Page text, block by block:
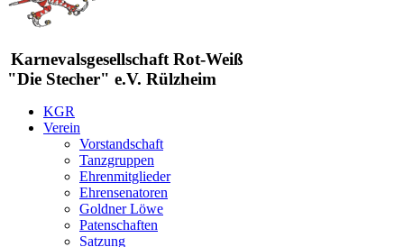
Karnevalsgesellschaft Rot-Weiß
"Die Stecher" e.V. Rülzheim
KGR
Verein
Vorstandschaft
Tanzgruppen
Ehrenmitglieder
Ehrensenatoren
Goldner Löwe
Patenschaften
Satzung